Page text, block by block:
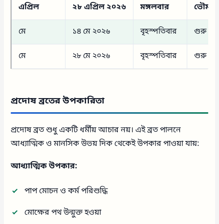
এপ্রিল ২৮ এপ্রিল ২০২৬ মঙ্গলবার ভৌম
মে ১৪ মে ২০২৬ বৃহস্পতিবার গুরু
মে ২৮ মে ২০২৬ বৃহস্পতিবার গুরু
প্রদোষ ব্রতের উপকারিতা
প্রদোষ ব্রত শুধু একটি ধর্মীয় আচার নয়। এই ব্রত পালনে
আধ্যাত্মিক ও মানসিক উভয় দিক থেকেই উপকার পাওয়া যায়:
আধ্যাত্মিক উপকার:
পাপ মোচন ও কর্ম পরিশুদ্ধি
মোক্ষের পথ উন্মুক্ত হওয়া